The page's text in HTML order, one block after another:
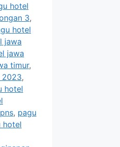
hotel
3,
hotel
jawa
jawa
timur,
2023,
hotel
, pagu
hotel